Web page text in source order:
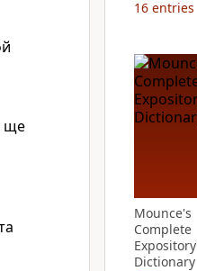
ще
16 entries
Mounce's
Complete
Expository
Dictionary